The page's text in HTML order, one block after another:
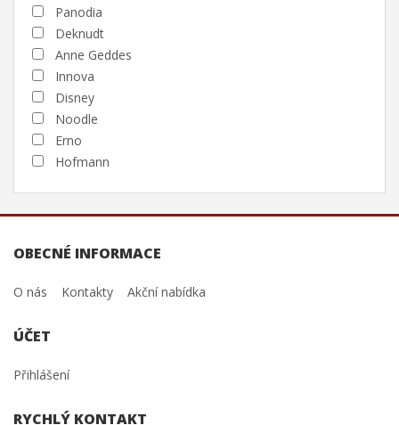
Panodia
Deknudt
Anne Geddes
Innova
Disney
Noodle
Erno
Hofmann
OBECNÉ INFORMACE
O nás Kontakty Akční nabídka
ÚČET
Přihlášení
RYCHLÝ KONTAKT